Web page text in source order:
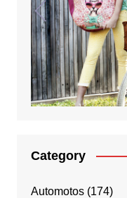
Category
Automotos(174)